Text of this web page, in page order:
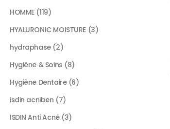
HOMME 119
HYALURONIC MOISTURE 3
hydraphase 2
Hygiène & Soins 8
Hygiène Dentaire 6
isdin acniben 7
ISDIN Anti Acné 3